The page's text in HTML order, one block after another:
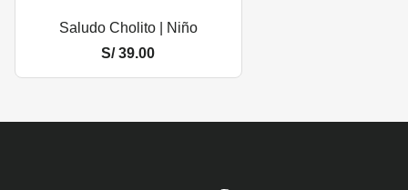
Saludo Cholito | Niño
S/39.00